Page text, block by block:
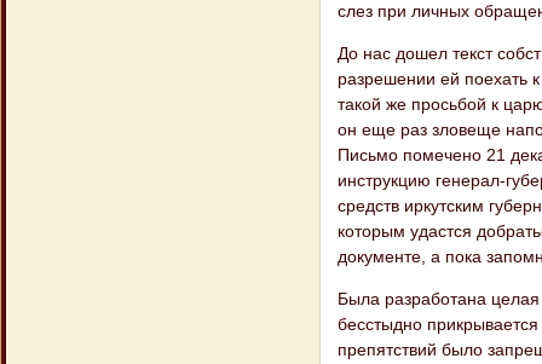
слез при личных
До нас дошел текст
разрешении ей поехать
такой же просьбой к
он еще раз зловеще
Письмо помечено 21
инструкцию генерал-
средств иркутским
которым удастся
документе, а пока
Была разработана
бесстыдно
препятствий было